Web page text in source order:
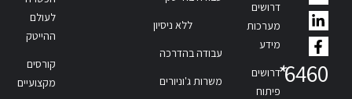
6460
*
דרושים
מערכות
מידע
דרושים
פיתוח
ללא ניסיון
עבודה בהדרכה
משרות ג'וניורים
לעולם
ההייטק
קורסים
מקצועיים